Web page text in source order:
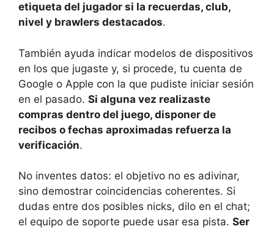
etiqueta del jugador si la recuerdas, club,
nivel y brawlers destacados.
También ayuda indicar modelos de dispositivos
en los que jugaste y, si procede, tu cuenta de
Google o Apple con la que pudiste iniciar sesión
en el pasado. Si alguna vez realizaste
compras dentro del juego, disponer de
recibos o fechas aproximadas refuerza la
verificación.
No inventes datos: el objetivo no es adivinar,
sino demostrar coincidencias coherentes. Si
dudas entre dos posibles nicks, dilo en el chat;
el equipo de soporte puede usar esa pista. Ser